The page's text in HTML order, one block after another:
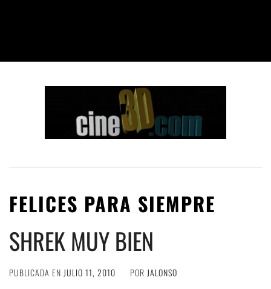
FELICES PARA SIEMPRE
SHREK MUY BIEN
PUBLICADA EN JULIO 11, 2010 POR JALONSO